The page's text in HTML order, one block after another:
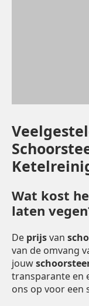
Wat kost
laten
De prijsvan
van de omvang
jouw
transparante en
ons op voor een